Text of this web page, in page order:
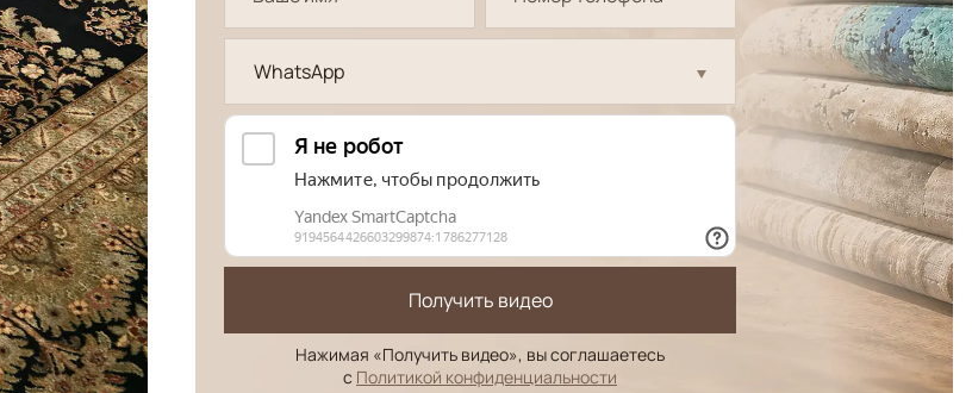
WhatsApp
Получить видео
Нажимая «Получить видео», вы соглашаетесь
с Политикой конфиденциальности